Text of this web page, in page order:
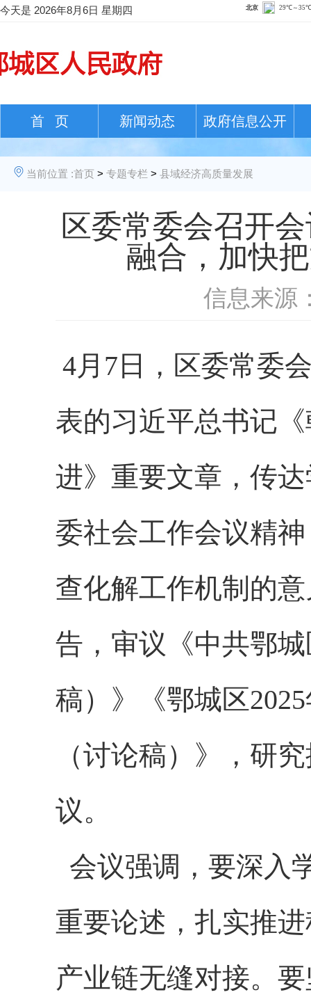
今天是 2026年8月6日 星期四
首 页 新闻动态 政府信息公开
当前位置 :首页 > 专题专栏 > 县域经济高质量发展
区委常委会召开
融合，加快
信息来源
4月7日，区委常委
表的习近平总书记
进》重要文章，传
委社会工作会议精
查化解工作机制的
告，审议《中共鄂
稿）》《鄂城区
（讨论稿）》，研
议。
会议强调，要深入
重要论述，扎实推
产业链无缝对接。